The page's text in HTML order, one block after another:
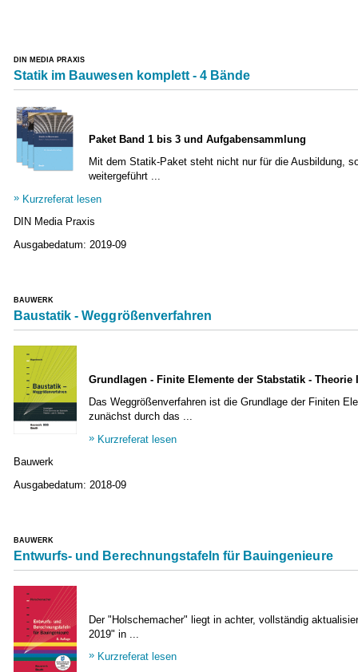
DIN MEDIA PRAXIS
Statik im Bauwesen komplett - 4 Bände
Paket Band 1 bis 3 und Aufgabensammlung
Mit dem Statik-Paket steht nicht nur für die Ausbildung,
weitergeführt ...
Kurzreferat lesen
DIN Media Praxis
Ausgabedatum: 2019-09
BAUWERK
Baustatik - Weggrößenverfahren
Grundlagen - Finite Elemente der Stabstatik -
Das Weggrößenverfahren ist die Grundlage der Finiten
zunächst durch das ...
Kurzreferat lesen
Bauwerk
Ausgabedatum: 2018-09
BAUWERK
Entwurfs- und Berechnungstafeln für Bauingenieure
Der "Holschemacher" liegt in achter, vollständig
2019" in ...
Kurzreferat lesen